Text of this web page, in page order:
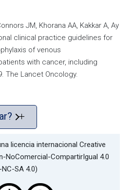
JM, Khorana AA, Kakkar A, Ay
clinical practice guidelines for
of venous
with cancer, including
The Lancet Oncology.
licencia internacional Creative
NoComercial-CompartirIgual 4.0
SA 4.0)